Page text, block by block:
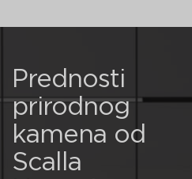
Prednosti
prirodnog
kamena od
Scalla